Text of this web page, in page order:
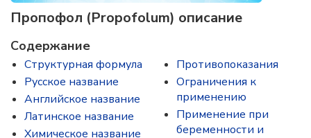
Пропофол (Propofolum) описание
Содержание
Структурная формула
Русское название
Английское название
Латинское название
Химическое название
Противопоказания
Ограничения к
применению
Применение при
беременности и